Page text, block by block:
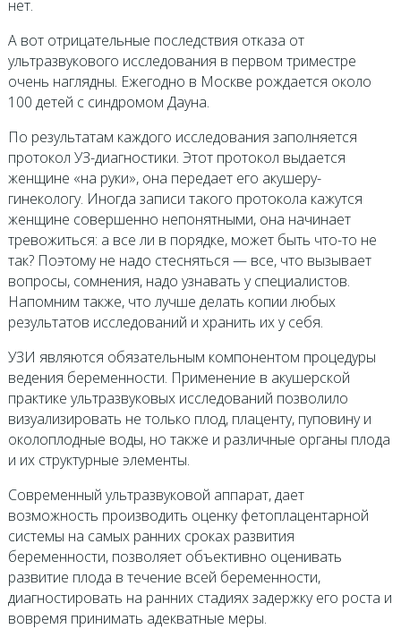
нет.
А вот отрицательные последствия отказа от
ультразвукового исследования в первом триместре
очень наглядны. Ежегодно в Москве рождается около
100 детей с синдромом Дауна.
По результатам каждого исследования заполняется
протокол УЗ-диагностики. Этот протокол выдается
женщине «на руки», она передает его акушеру-
гинекологу. Иногда записи такого протокола кажутся
женщине совершенно непонятными, она начинает
тревожиться: а все ли в порядке, может быть что-то не
так? Поэтому не надо стесняться — все, что вызывает
вопросы, сомнения, надо узнавать у специалистов.
Напомним также, что лучше делать копии любых
результатов исследований и хранить их у себя.
УЗИ являются обязательным компонентом процедуры
ведения беременности. Применение в акушерской
практике ультразвуковых исследований позволило
визуализировать не только плод, плаценту, пуповину и
околоплодные воды, но также и различные органы плода
и их структурные элементы.
Современный ультразвуковой аппарат, дает
возможность производить оценку фетоплацентарной
системы на самых ранних сроках развития
беременности, позволяет объективно оценивать
развитие плода в течение всей беременности,
диагностировать на ранних стадиях задержку его роста и
вовремя принимать адекватные меры.